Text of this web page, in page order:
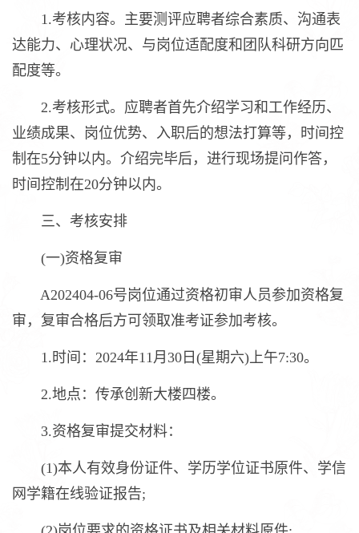
1.考核内容。主要测评应聘者综合素质、沟通表
达能力、心理状况、与岗位适配度和团队科研方向匹
配度等。
2.考核形式。应聘者首先介绍学习和工作经历、
业绩成果、岗位优势、入职后的想法打算等，时间控
制在5分钟以内。介绍完毕后，进行现场提问作答，
时间控制在20分钟以内。
三、考核安排
(一)资格复审
A202404-06号岗位通过资格初审人员参加资格复
审，复审合格后方可领取准考证参加考核。
1.时间：2024年11月30日(星期六)上午7:30。
2.地点：传承创新大楼四楼。
3.资格复审提交材料：
(1)本人有效身份证件、学历学位证书原件、学信
网学籍在线验证报告;